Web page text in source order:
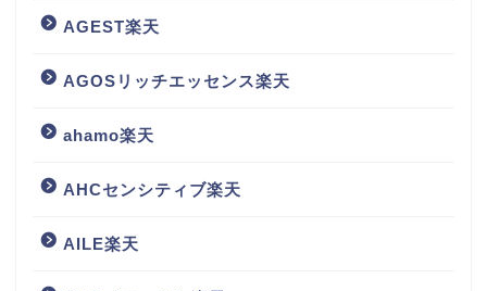
AGEST楽天
AGOSリッチエッセンス楽天
ahamo楽天
AHCセンシティブ楽天
AILE楽天